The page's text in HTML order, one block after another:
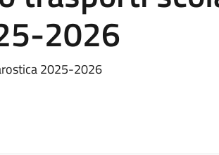
2026
2025-2026